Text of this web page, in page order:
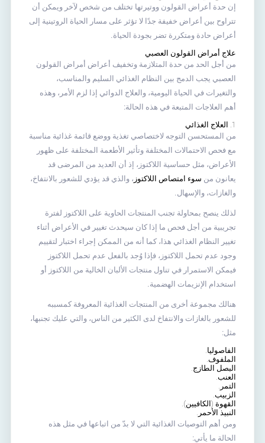
إن حدة أعراض القولون ووتيرتها تختلف من شخص لآخر ويمكن أن
تتراوح بين أعراض خفيفة جدًا لا تؤثر على مسار الحياة الروتينية إلى
أعراض حادة ومتكررة تضر بجودة الحياة.
علاج أمراض القولون العصبي
من أجل الحد من حدة المتلازمة وتخفيف أعراض أمراض القولون
العصبي يجب الدمج بين النظام الغذائي السليم والمناسب،
والتغيرات في الحياة اليومية، والعلاج الدوائي إذا لزم الأمر، وهذه
أهم العلاجات المتبعة في هذه الحالة:
1. العلاج الغذائي
من المستحسن التوجه لاختصاصي تغذية ووضع قائمة غذائية مناسبة
مع فحص الاحتمالات المختلفة وتأثير الأطعمة المختلفة على ظهور
الأعراض، مثل حساسية اللاكتوز، إذ أن العديد من المرضى قد
يعانون من سوء امتصاص اللاكتوز ، والذي قد يؤدي للشعور بالانتفاخ،
والغازات، والإسهال.
لذلك ينصح بمحاولة تجنب المنتجات الحاوية على اللاكتوز لفترة
تجريبية من أجل فحص ما إذا كان سيحدث تغيير في الأعراض أثناء
تغيير النظام الغذائي هذا، كما أنه من الممكن إجراء اختبار لتقييم
وجود عدم تحمل اللاكتوز، فإذا وُجد بالفعل عدم تحمل اللاكتوز
فيمكن الاستمرار في تناول منتجات الألبان الخالية من اللاكتوز أو
استخدام الإنزيمات الهضمية.
هنالك مجموعة أخرى من المنتجات الغذائية المعروفة كمسببه
للشعور بالغازات والانتفاخ لدى الكثير من الناس، والتي عليك تجنبها،
مثل:
الفاصوليا.
الملفوف.
البصل الطازج.
العنب.
التمر.
الزبيب.
القهوة (الكافيين).
النبيذ الأحمر.
ومن أهم التوصيات الغذائية التي لا بدّ من اتباعها في مثل هذه
الحالة ما يأتي: